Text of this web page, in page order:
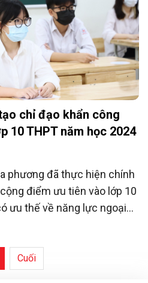
chỉ đạo khẩn công
10 THPT năm học 2024
phương đã thực hiện chính
điểm ưu tiên vào lớp 10
ưu thế về năng lực ngoại
báo yêu cầu các tỉnh tuân
công bằng, thuận lợi cho
Cuối